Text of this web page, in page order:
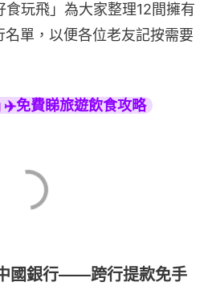
食玩飛」為大家整理12間擁有
單，以便各位老友記按需要
免費睇旅遊飲食攻略
國銀行——跨行提款免手